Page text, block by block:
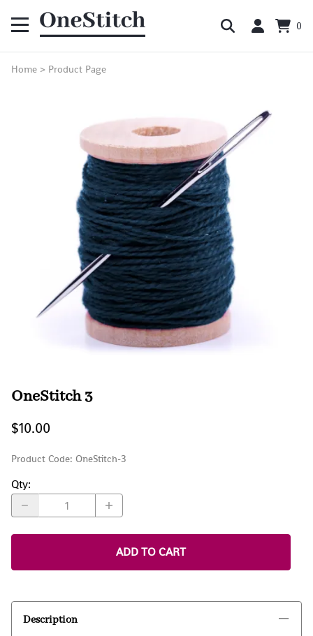
0
Home > Product Page
OneStitch 3
$10.00
Product Code: OneStitch-3
Qty:
ADD TO CART
Description